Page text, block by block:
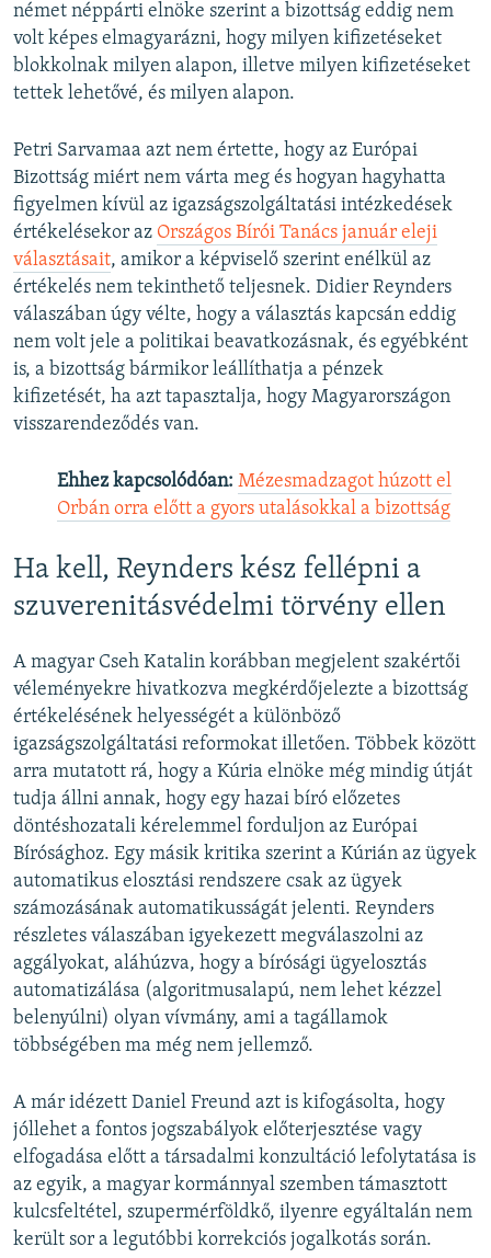
német néppárti elnöke szerint a bizottság eddig nem
volt képes elmagyarázni, hogy milyen kifizetéseket
blokkolnak milyen alapon, illetve milyen kifizetéseket
tettek lehetővé, és milyen alapon.
Petri Sarvamaa azt nem értette, hogy az Európai
Bizottság miért nem várta meg és hogyan hagyhatta
figyelmen kívül az igazságszolgáltatási intézkedések
értékelésekor az Országos Bírói Tanács január eleji
választásait, amikor a képviselő szerint enélkül az
értékelés nem tekinthető teljesnek. Didier Reynders
válaszában úgy vélte, hogy a választás kapcsán eddig
nem volt jele a politikai beavatkozásnak, és egyébként
is, a bizottság bármikor leállíthatja a pénzek
kifizetését, ha azt tapasztalja, hogy Magyarországon
visszarendeződés van.
Ehhez kapcsolódóan: Mézesmadzagot húzott el
Orbán orra előtt a gyors utalásokkal a bizottság
Ha kell, Reynders kész fellépni a
szuverenitásvédelmi törvény ellen
A magyar Cseh Katalin korábban megjelent szakértői
véleményekre hivatkozva megkérdőjelezte a bizottság
értékelésének helyességét a különböző
igazságszolgáltatási reformokat illetően. Többek között
arra mutatott rá, hogy a Kúria elnöke még mindig útját
tudja állni annak, hogy egy hazai bíró előzetes
döntéshozatali kérelemmel forduljon az Európai
Bírósághoz. Egy másik kritika szerint a Kúrián az ügyek
automatikus elosztási rendszere csak az ügyek
számozásának automatikusságát jelenti. Reynders
részletes válaszában igyekezett megválaszolni az
aggályokat, aláhúzva, hogy a bírósági ügyelosztás
automatizálása (algoritmusalapú, nem lehet kézzel
belenyúlni) olyan vívmány, ami a tagállamok
többségében ma még nem jellemző.
A már idézett Daniel Freund azt is kifogásolta, hogy
jóllehet a fontos jogszabályok előterjesztése vagy
elfogadása előtt a társadalmi konzultáció lefolytatása is
az egyik, a magyar kormánnyal szemben támasztott
kulcsfeltétel, szupermérföldkő, ilyenre egyáltalán nem
került sor a legutóbbi korrekciós jogalkotás során.